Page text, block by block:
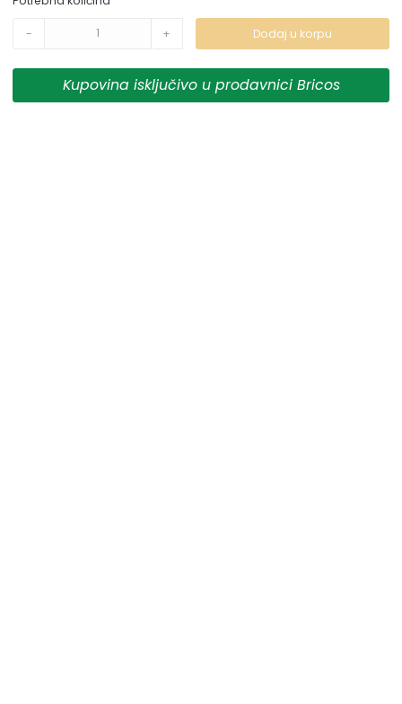
garantuje da su svi podaci apsolutno ispravni. Artikli
prikazani na sajtu su deo naše ponude i ne podrazumeva
da su dostupni u svakom trenutku.
** Sve cene su sa uračunatim PDV-om, plaćanje se vrši
- + Dodaj u korpu
Kupovina isključivo u prodavnici Bricos